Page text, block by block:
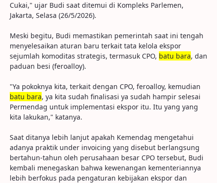
Cukai," ujar Budi saat ditemui di Kompleks Parlemen,
Jakarta, Selasa (26/5/2026).
Meski begitu, Budi memastikan pemerintah saat ini tengah
menyelesaikan aturan baru terkait tata kelola ekspor
sejumlah komoditas strategis, termasuk CPO, batu bara, dan
paduan besi (feroalloy).
"Ya pokoknya kita, terkait dengan CPO, feroalloy, kemudian
batu bara, ya kita sudah finalisasi ya sudah hampir selesai
Permendag untuk implementasi ekspor itu. Itu yang yang
kita lakukan," katanya.
Saat ditanya lebih lanjut apakah Kemendag mengetahui
adanya praktik under invoicing yang disebut berlangsung
bertahun-tahun oleh perusahaan besar CPO tersebut, Budi
kembali menegaskan bahwa kewenangan kementeriannya
lebih berfokus pada pengaturan kebijakan ekspor dan